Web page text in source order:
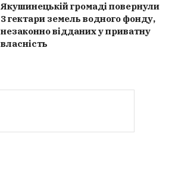
Якушинецькій громаді повернули
3 гектари земель водного фонду,
незаконно відданих у приватну
власність